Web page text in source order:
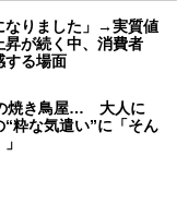
なりました」→実質値
が続く中、消費者
する場面
焼き鳥屋… 大人に
粋な気遣い”に「そん